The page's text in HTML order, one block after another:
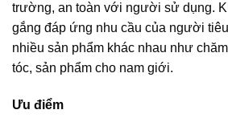
trường, an toàn với người sử dụng.
gắng đáp ứng nhu cầu của người
nhiều sản phẩm khác nhau như
tóc, sản phẩm cho nam giới.
Ưu điểm